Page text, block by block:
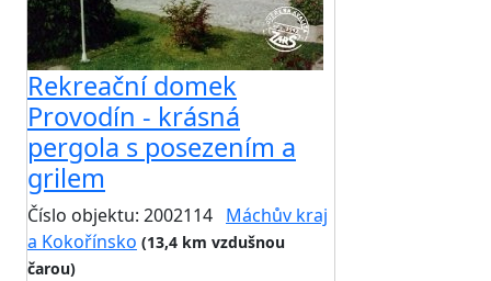
Rekreační domek
Provodín - krásná
pergola s posezením a
grilem
Číslo objektu: 2002114 Máchův kraj
a Kokořínsko (13,4 km vzdušnou
čarou)